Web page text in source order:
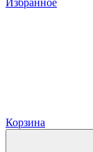
Избранное
Корзина